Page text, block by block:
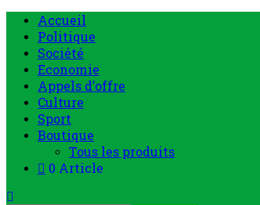
Accueil
Politique
Société
Economie
Appels d’offre
Culture
Sport
Boutique
Tous les produits
0 Article